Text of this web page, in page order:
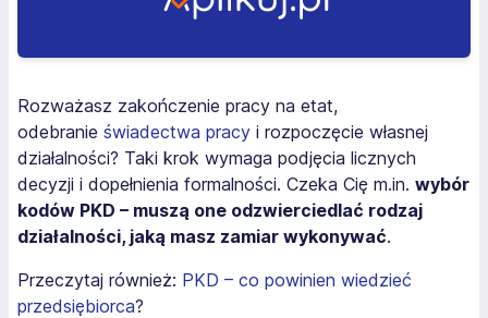
Rozważasz zakończenie pracy na etat,
odebranie świadectwa pracy i rozpoczęcie własnej
działalności? Taki krok wymaga podjęcia licznych
decyzji i dopełnienia formalności. Czeka Cię m.in. wybór
kodów PKD – muszą one odzwierciedlać rodzaj
działalności, jaką masz zamiar wykonywać.
Przeczytaj również: PKD – co powinien wiedzieć
przedsiębiorca?